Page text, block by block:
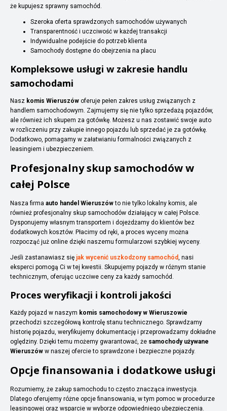
że kupujesz sprawny samochód.
Szeroka oferta sprawdzonych samochodów używanych
Transparentność i uczciwość w każdej transakcji
Indywidualne podejście do potrzeb klienta
Samochody dostępne do obejrzenia na placu
Kompleksowe usługi w zakresie handlu
samochodami
Nasz komis Wieruszów oferuje pełen zakres usług związanych z
handlem samochodowym. Zajmujemy się nie tylko sprzedażą pojazdów,
ale również ich skupem za gotówkę. Możesz u nas zostawić swoje auto
w rozliczeniu przy zakupie innego pojazdu lub sprzedać je za gotówkę.
Dodatkowo, pomagamy w załatwianiu formalności związanych z
leasingiem i ubezpieczeniem.
Profesjonalny skup samochodów w
całej Polsce
Nasza firma auto handel Wieruszówto nie tylko lokalny komis, ale
również profesjonalny skup samochodów działający w całej Polsce.
Dysponujemy własnym transportem i dojeżdżamy do klientów bez
dodatkowych kosztów. Płacimy od ręki, a proces wyceny można
rozpocząć już online dzięki naszemu formularzowi szybkiej wyceny.
Jeśli zastanawiasz się jak wycenić uszkodzony samochód, nasi
eksperci pomogą Ci w tej kwestii. Skupujemy pojazdy w różnym stanie
technicznym, oferując uczciwe ceny za każdy samochód.
Proces weryfikacji i kontroli jakości
Każdy pojazd w naszym komis samochodowy w Wieruszowie
przechodzi szczegółową kontrolę stanu technicznego. Sprawdzamy
historię pojazdu, weryfikujemy dokumentację i przeprowadzamy dokładne
oględziny. Dzięki temu możemy gwarantować, że samochody używane
Wieruszów w naszej ofercie to sprawdzone i bezpieczne pojazdy.
Opcje finansowania i dodatkowe usługi
Rozumiemy, że zakup samochodu to często znacząca inwestycja.
Dlatego oferujemy różne opcje finansowania, w tym pomoc w procedurze
leasingowej oraz wsparcie w wyborze odpowiedniego ubezpieczenia.